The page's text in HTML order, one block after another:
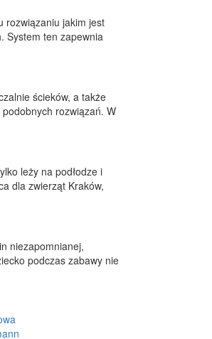
rozwiązaniu jakim jest
System ten zapewnia
ścieków, a także
rozwiązań. W
leży na podłodze i
dla zwierząt Kraków,
niezapomnianej,
podczas zabawy nie